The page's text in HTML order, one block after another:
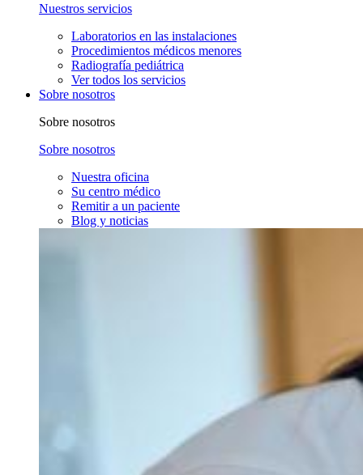
Nuestros servicios
Laboratorios en las instalaciones
Procedimientos médicos menores
Radiografía pediátrica
Ver todos los servicios
Sobre nosotros
Sobre nosotros
Sobre nosotros
Nuestra oficina
Su centro médico
Remitir a un paciente
Blog y noticias